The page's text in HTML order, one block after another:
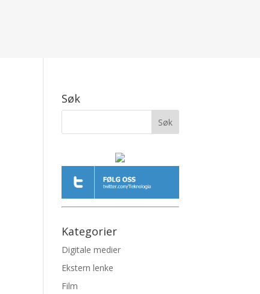
Søk
Kategorier
Digitale medier
Ekstern lenke
Film